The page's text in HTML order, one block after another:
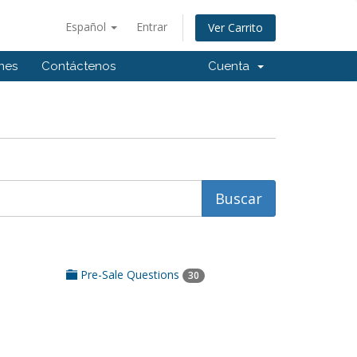
Español Entrar Ver Carrito
Contáctenos Cuenta
Pre-Sale Questions 30